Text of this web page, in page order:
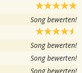
Song bewerten!
Song bewerten!
Song bewerten!
Song bewerten!